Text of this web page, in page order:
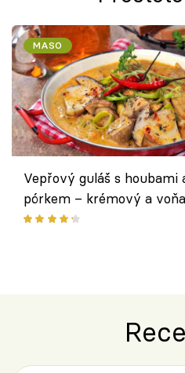
MASO
Vepřový guláš s houbami
pórkem – krémový a
pokrm z jednoho hrnce